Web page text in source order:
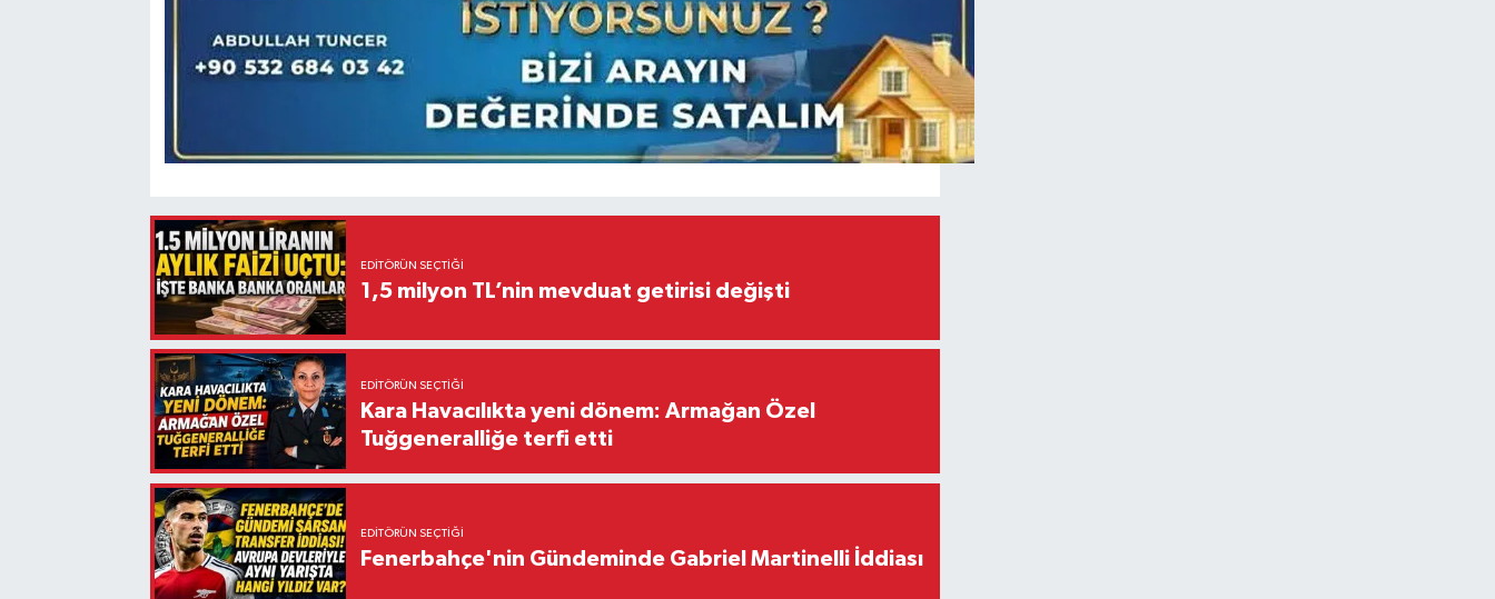
EDITÖRÜN SEÇTIĞI
1,5 milyon TL’nin mevduat getirisi değişti
EDITÖRÜN SEÇTIĞI
Kara Havacılıkta yeni dönem: Armağan Özel
Tuğgeneralliğe terfi etti
EDITÖRÜN SEÇTIĞI
Fenerbahçe'nin Gündeminde Gabriel Martinelli İddiası